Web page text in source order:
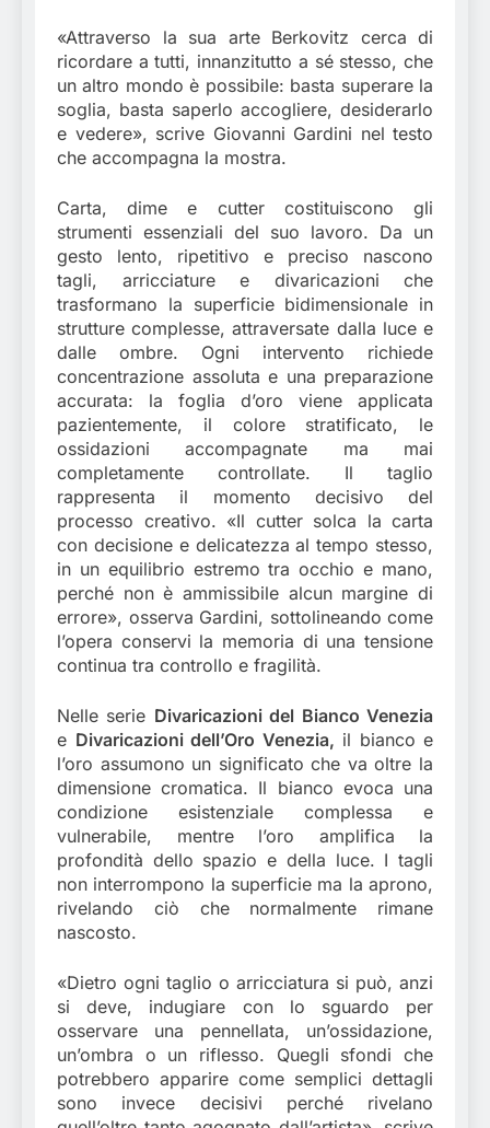
«Attraverso la sua arte Berkovitz cerca di
ricordare a tutti, innanzitutto a sé stesso, che
un altro mondo è possibile: basta superare la
soglia, basta saperlo accogliere, desiderarlo
e vedere», scrive Giovanni Gardini nel testo
che accompagna la mostra.
Carta, dime e cutter costituiscono gli
strumenti essenziali del suo lavoro. Da un
gesto lento, ripetitivo e preciso nascono
tagli, arricciature e divaricazioni che
trasformano la superficie bidimensionale in
strutture complesse, attraversate dalla luce e
dalle ombre. Ogni intervento richiede
concentrazione assoluta e una preparazione
accurata: la foglia d’oro viene applicata
pazientemente, il colore stratificato, le
ossidazioni accompagnate ma mai
completamente controllate. Il taglio
rappresenta il momento decisivo del
processo creativo. «Il cutter solca la carta
con decisione e delicatezza al tempo stesso,
in un equilibrio estremo tra occhio e mano,
perché non è ammissibile alcun margine di
errore», osserva Gardini, sottolineando come
l’opera conservi la memoria di una tensione
continua tra controllo e fragilità.
Nelle serie Divaricazioni del Bianco Venezia
e Divaricazioni dell’Oro Venezia, il bianco e
l’oro assumono un significato che va oltre la
dimensione cromatica. Il bianco evoca una
condizione esistenziale complessa e
vulnerabile, mentre l’oro amplifica la
profondità dello spazio e della luce. I tagli
non interrompono la superficie ma la aprono,
rivelando ciò che normalmente rimane
nascosto.
«Dietro ogni taglio o arricciatura si può, anzi
si deve, indugiare con lo sguardo per
osservare una pennellata, un’ossidazione,
un’ombra o un riflesso. Quegli sfondi che
potrebbero apparire come semplici dettagli
sono invece decisivi perché rivelano